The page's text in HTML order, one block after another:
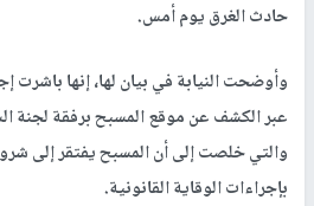
حادث الغرق يوم أمس.
وأوضحت النيابة في بيان لها، إنها باشرت
عبر الكشف عن موقع المسبح برفقة لجنة
والتي خلصت إلى أن المسبح يفتقر إلى
بإجراءات الوقاية القانونية.